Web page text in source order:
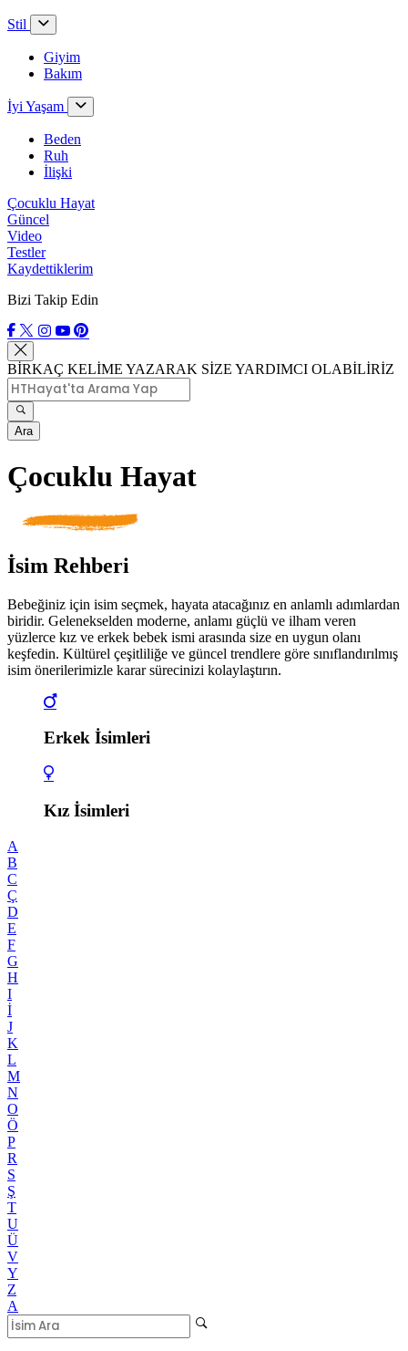
Stil
Giyim
Bakım
İyi Yaşam
Beden
Ruh
İlişki
Çocuklu Hayat
Güncel
Video
Testler
Kaydettiklerim
Bizi Takip Edin
BİRKAÇ KELİME YAZARAK SİZE YARDIMCI OLABİLİRİZ
Ara
Çocuklu Hayat
İsim Rehberi
Bebeğiniz için isim seçmek, hayata atacağınız en anlamlı adımlardan
biridir. Gelenekselden moderne, anlamı güçlü ve ilham veren
yüzlerce kız ve erkek bebek ismi arasında size en uygun olanı
keşfedin. Kültürel çeşitliliğe ve güncel trendlere göre sınıflandırılmış
isim önerilerimizle karar sürecinizi kolaylaştırın.
Erkek İsimleri
Kız İsimleri
A
B
C
Ç
D
E
F
G
H
I
İ
J
K
L
M
N
O
Ö
P
R
S
Ş
T
U
Ü
V
Y
Z
A